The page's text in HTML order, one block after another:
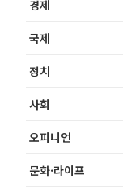
경제
국제
정치
사회
오피니언
문화·라이프